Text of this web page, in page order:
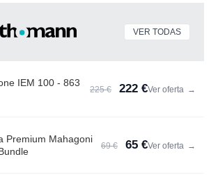
VER TODAS
IEM 100 - 863
225 € 222 €Ver oferta →
Premium Mahagoni
69 € 65 €Ver oferta →